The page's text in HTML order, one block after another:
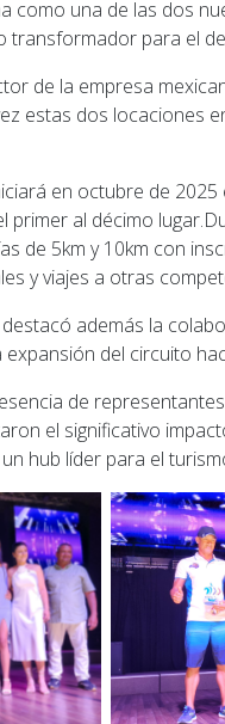
como una de las dos
transformador para el
de la empresa
estas dos locaciones
en octubre de
primer al décimo
de 5km y 10km con
y viajes a otras
además la
expansión del circuito
de
el significativo
hub líder para el